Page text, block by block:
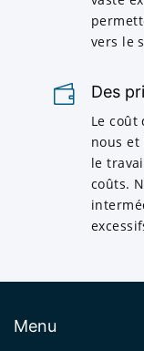
vers le
Des
Le coût
nous et
le
coûts.
Menu